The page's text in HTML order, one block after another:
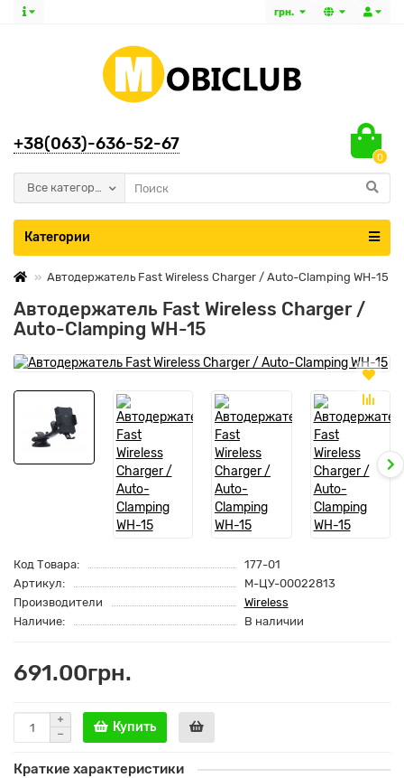
грн.
+38(063)-636-52-67
0
Все категории
Категории
Автодержатель Fast Wireless Charger / Auto-Clamping WH-15
Автодержатель Fast Wireless Charger /
Auto-Clamping WH-15
Код Товара:
177-01
Артикул:
M-ЦУ-00022813
Производители
Wireless
Наличие:
В наличии
691.00грн.
Купить
Краткие характеристики